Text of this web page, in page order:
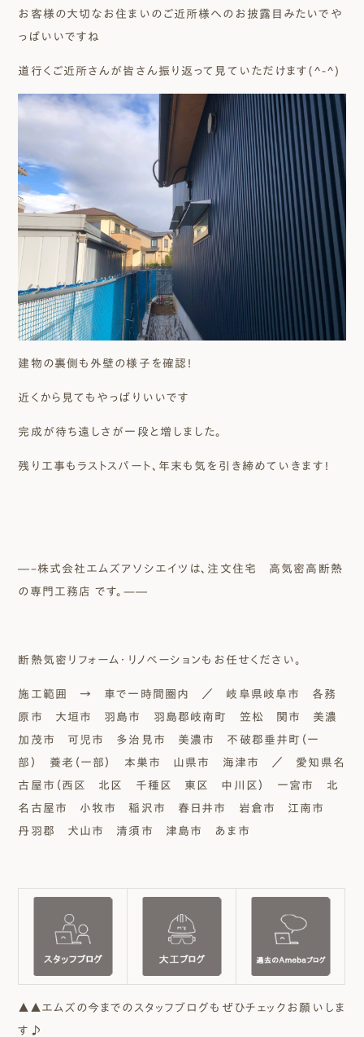
お客様の大切なお住まいのご近所様へのお披露目みたいでや
っぱいいですね
道行くご近所さんが皆さん振り返って見ていただけます(^-^)
建物の裏側も外壁の様子を確認！
近くから見てもやっぱりいいです
完成が待ち遠しさが一段と増しました。
残り工事もラストスパート、年末も気を引き締めていきます！
―–株式会社エムズアソシエイツは、注文住宅 高気密高断熱
の専門工務店 です。—―
断熱気密リフォーム・リノベーションもお任せください。
施工範囲 → 車で一時間圏内 ／ 岐阜県岐阜市 各務
原市 大垣市 羽島市 羽島郡岐南町 笠松 関市 美濃
加茂市 可児市 多治見市 美濃市 不破郡垂井町（一
部） 養老（一部） 本巣市 山県市 海津市 ／ 愛知県名
古屋市（西区 北区 千種区 東区 中川区） 一宮市 北
名古屋市 小牧市 稲沢市 春日井市 岩倉市 江南市
丹羽郡 犬山市 清須市 津島市 あま市
▲▲エムズの今までのスタッフブログもぜひチェックお願いしま
す♪